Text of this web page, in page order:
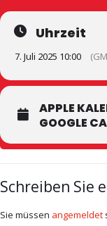
Uhrzeit
7. Juli 2025 10:00
APPLE
GOOGLE
Schreiben Sie
Sie müssen angemeldet